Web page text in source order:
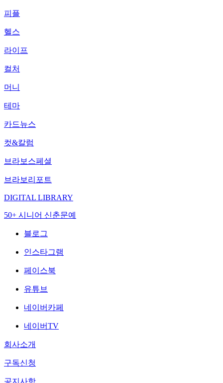
피플
헬스
라이프
컬처
머니
테마
카드뉴스
컷&칼럼
브라보스페셜
브라보리포트
DIGITAL LIBRARY
50+ 시니어 신춘문예
블로그
인스타그램
페이스북
유튜브
네이버카페
네이버TV
회사소개
구독신청